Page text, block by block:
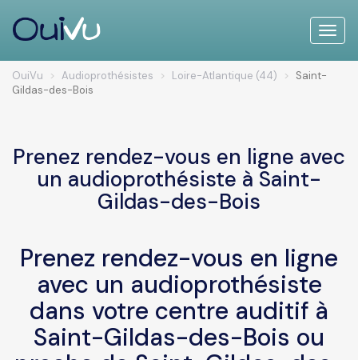
Toggle
OuiVu Audioprothésistes Loire-Atlantique (44)
Saint-
Gildas-des-Bois
Prenez rendez-vous en ligne avec
un audioprothésiste à Saint-
Gildas-des-Bois
Prenez rendez-vous en ligne
avec un audioprothésiste
dans votre centre auditif à
Saint-Gildas-des-Bois ou